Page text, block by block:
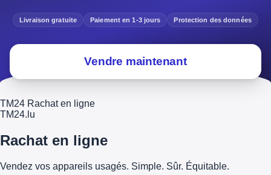
Livraison gratuite Paiement en 1-3 jours Protection des données
Vendre maintenant
TM24 Rachat en ligne
TM24.lu
Rachat en ligne
Vendez vos appareils usagés. Simple. Sûr. Équitable.